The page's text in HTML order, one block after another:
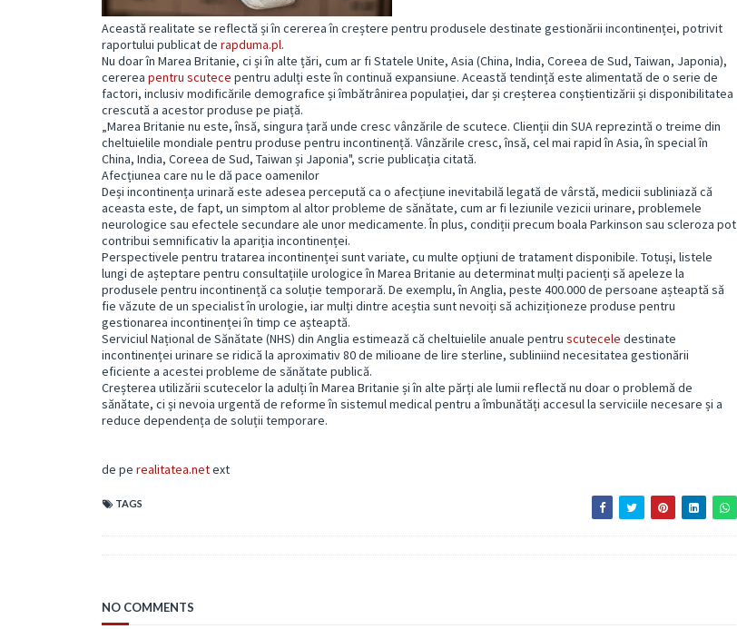
Această realitate se reflectă și în cererea în creștere pentru produsele destinate gestionării incontinenței, potrivit
raportului publicat de rapduma.pl.
Nu doar în Marea Britanie, ci și în alte țări, cum ar fi Statele Unite, Asia (China, India, Coreea de Sud, Taiwan, Japonia),
cererea pentru scutece pentru adulți este în continuă expansiune. Această tendință este alimentată de o serie de
factori, inclusiv modificările demografice și îmbătrânirea populației, dar și creșterea conștientizării și disponibilitatea
crescută a acestor produse pe piață.
„Marea Britanie nu este, însă, singura țară unde cresc vânzările de scutece. Clienții din SUA reprezintă o treime din
cheltuielile mondiale pentru produse pentru incontinență. Vânzările cresc, însă, cel mai rapid în Asia, în special în
China, India, Coreea de Sud, Taiwan și Japonia", scrie publicația citată.
Afecțiunea care nu le dă pace oamenilor
Deși incontinența urinară este adesea percepută ca o afecțiune inevitabilă legată de vârstă, medicii subliniază că
aceasta este, de fapt, un simptom al altor probleme de sănătate, cum ar fi leziunile vezicii urinare, problemele
neurologice sau efectele secundare ale unor medicamente. În plus, condiții precum boala Parkinson sau scleroza pot
contribui semnificativ la apariția incontinenței.
Perspectivele pentru tratarea incontinenței sunt variate, cu multe opțiuni de tratament disponibile. Totuși, listele
lungi de așteptare pentru consultațiile urologice în Marea Britanie au determinat mulți pacienți să apeleze la
produsele pentru incontinență ca soluție temporară. De exemplu, în Anglia, peste 400.000 de persoane așteaptă să
fie văzute de un specialist în urologie, iar mulți dintre aceștia sunt nevoiți să achiziționeze produse pentru
gestionarea incontinenței în timp ce așteaptă.
Serviciul Național de Sănătate (NHS) din Anglia estimează că cheltuielile anuale pentru scutecele destinate
incontinenței urinare se ridică la aproximativ 80 de milioane de lire sterline, subliniind necesitatea gestionării
eficiente a acestei probleme de sănătate publică.
Creșterea utilizării scutecelor la adulți în Marea Britanie și în alte părți ale lumii reflectă nu doar o problemă de
sănătate, ci și nevoia urgentă de reforme în sistemul medical pentru a îmbunătăți accesul la serviciile necesare și a
reduce dependența de soluții temporare.
de pe realitatea.netext
TAGS
NO COMMENTS